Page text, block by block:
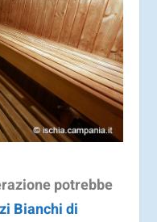
potrebbe
Bianchi di